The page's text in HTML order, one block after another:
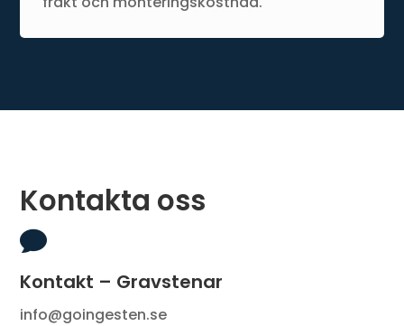
Kontakta oss

Kontakt – Gravstenar
info@goingesten.se